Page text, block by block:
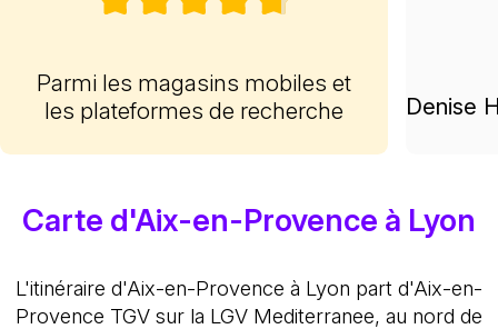
Parmi les magasins mobiles et
les plateformes de recherche
Denise
Carte d'Aix-en-Provence à Lyon
L'itinéraire d'Aix-en-Provence à Lyon part d'Aix-en-
Provence TGV sur la LGV Mediterranee, au nord de